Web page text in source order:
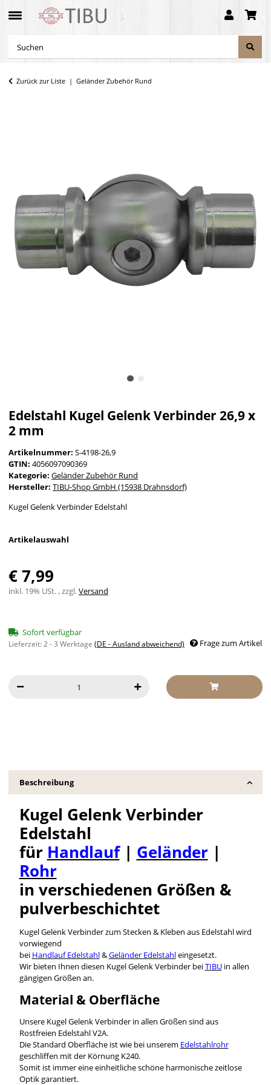
Zurück zur Liste Geländer Zubehör Rund
Edelstahl Kugel Gelenk Verbinder 26,9 x
2 mm
Artikelnummer: S-4198-26,9
GTIN: 4056097090369
Kategorie: Geländer Zubehör Rund
Hersteller: TIBU-Shop GmbH (15938 Drahnsdorf)
Kugel Gelenk Verbinder Edelstahl
Artikelauswahl
€ 7,99
inkl. 19% USt. , zzgl.Versand
Sofort verfügbar
Lieferzeit:2 - 3 Werktage (DE - Ausland abweichend) Frage zum Artikel
Beschreibung
Kugel Gelenk Verbinder
Edelstahl
für Handlauf| Geländer|
Rohr
in verschiedenen Größen &
pulverbeschichtet
Kugel Gelenk Verbinder zum Stecken & Kleben aus Edelstahl wird
vorwiegend
bei Handlauf Edelstahl&Geländer Edelstahleingesetzt.
Wir bieten Ihnen diesen Kugel Gelenk Verbinder beiTIBUin allen
gängigen Größen an.
Material & Oberfläche
Unsere Kugel Gelenk Verbinder in allen Größen sind aus
Rostfreien Edelstahl V2A.
Die Standard Oberfläche ist wie bei unserem Edelstahlrohr
geschliffen mit der Körnung K240.
Somit ist immer eine einheitliche schöne harmonische zeitlose
Optik garantiert.